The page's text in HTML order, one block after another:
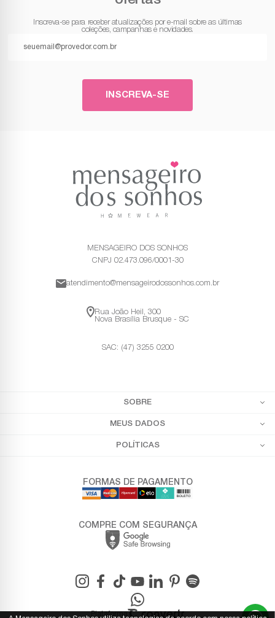
Inscreva-se para receber atualizações por e-mail sobre as últimas
coleções, campanhas e novidades.
INSCREVA-SE
MENSAGEIRO DOS SONHOS
CNPJ 02.473.096/0001-30
atendimento@mensageirodossonhos.com.br
Rua João Heil, 300
Nova Brasília Brusque - SC
SAC: (47) 3255 0200
SOBRE
MEUS DADOS
POLÍTICAS
FORMAS DE PAGAMENTO
COMPRE COM SEGURANÇA
Plataforma